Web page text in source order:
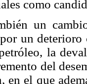
como
un
un
la
del
en el que